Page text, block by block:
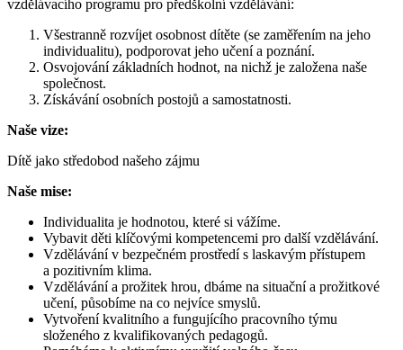
vzdělávacího programu pro předškolní vzdělávání:
Všestranně rozvíjet osobnost dítěte (se zaměřením na jeho
individualitu), podporovat jeho učení a poznání.
Osvojování základních hodnot, na nichž je založena naše
společnost.
Získávání osobních postojů a samostatnosti.
Naše vize:
Dítě jako středobod našeho zájmu
Naše mise:
Individualita je hodnotou, které si vážíme.
Vybavit děti klíčovými kompetencemi pro další vzdělávání.
Vzdělávání v bezpečném prostředí s laskavým přístupem
a pozitivním klima.
Vzdělávání a prožitek hrou, dbáme na situační a prožitkové
učení, působíme na co nejvíce smyslů.
Vytvoření kvalitního a fungujícího pracovního týmu
složeného z kvalifikovaných pedagogů.